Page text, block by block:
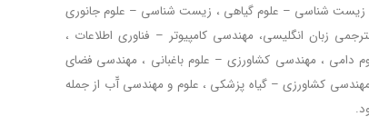
شناسی – علوم گیاهی ، زیست شناسی – علوم جانوری
زبان انگلیسی، مهندسی کامپیوتر – فناوری اطلاعات ،
دامی ، مهندسی کشاورزی – علوم باغبانی ، مهندسی فضای
کشاورزی – گیاه پزشکی ، علوم و مهندسی آّب از جمله